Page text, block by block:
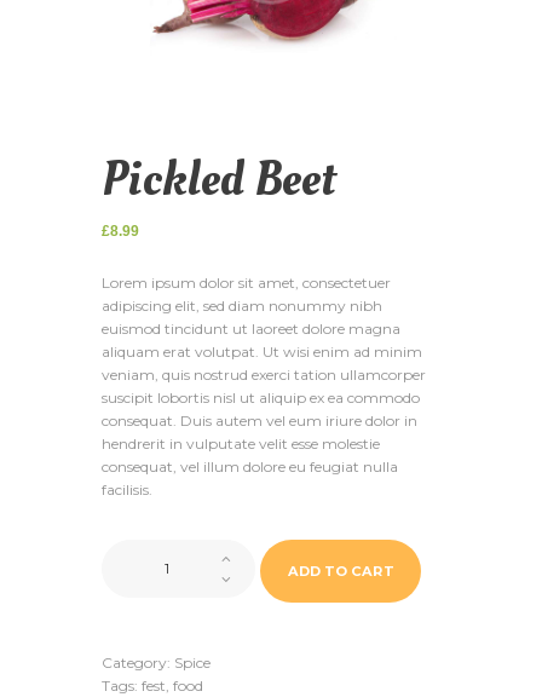
Pickled Beet
£8.99
Lorem ipsum dolor sit amet, consectetuer
adipiscing elit, sed diam nonummy nibh
euismod tincidunt ut laoreet dolore magna
aliquam erat volutpat. Ut wisi enim ad minim
veniam, quis nostrud exerci tation ullamcorper
suscipit lobortis nisl ut aliquip ex ea commodo
consequat. Duis autem vel eum iriure dolor in
hendrerit in vulputate velit esse molestie
consequat, vel illum dolore eu feugiat nulla
facilisis.
ADD TO CART
Category: Spice
Tags: fest food